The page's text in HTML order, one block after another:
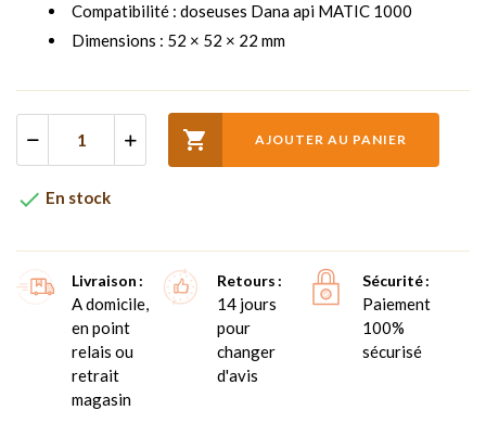
Compatibilité : doseuses Dana api MATIC 1000
Dimensions : 52 × 52 × 22 mm
 AJOUTER AU PANIER
 En stock
Livraison
A domicile,
en point
relais ou
retrait
magasin
Retours
14 jours
pour
changer
d'avis
Sécurité
Paiement
100%
sécurisé